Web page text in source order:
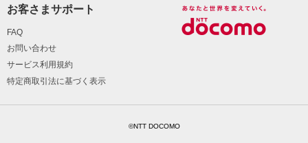
お客さまサポート
FAQ
お問い合わせ
サービス利用規約
特定商取引法に基づく表示
©NTT DOCOMO